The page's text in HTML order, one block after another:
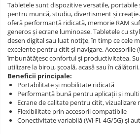
Tabletele sunt dispozitive versatile, portabile
pentru muncă, studiu, divertisment și
oferă performanță ridicată, memorie RAM
generos și ecrane luminoase. Tabletele cu
desen digital sau luat notițe, în timp ce cele
excelente pentru citit și navigare. Accesoriile
îmbunătățesc confortul și productivitatea.
utilizare la birou, școală, acasă sau în călătorii.
Beneficii principale:
Portabilitate și mobilitate ridicată
Performanță bună pentru aplicații și
Ecrane de calitate pentru citit, vizualizare
Flexibilitate prin accesorii compatibile
Conectivitate variabilă (Wi‑Fi, 4G/5G) și